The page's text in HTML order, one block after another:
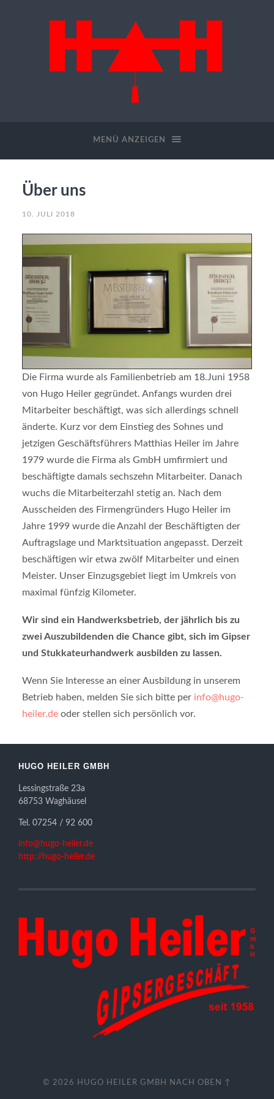
MENÜ ANZEIGEN
Über uns
10. JULI 2018
Die Firma wurde als Familienbetrieb am 18.Juni 1958
von Hugo Heiler gegründet. Anfangs wurden drei
Mitarbeiter beschäftigt, was sich allerdings schnell
änderte. Kurz vor dem Einstieg des Sohnes und
jetzigen Geschäftsführers Matthias Heiler im Jahre
1979 wurde die Firma als GmbH umfirmiert und
beschäftigte damals sechszehn Mitarbeiter. Danach
wuchs die Mitarbeiterzahl stetig an. Nach dem
Ausscheiden des Firmengründers Hugo Heiler im
Jahre 1999 wurde die Anzahl der Beschäftigten der
Auftragslage und Marktsituation angepasst. Derzeit
beschäftigen wir etwa zwölf Mitarbeiter und einen
Meister. Unser Einzugsgebiet liegt im Umkreis von
maximal fünfzig Kilometer.
Wir sind ein Handwerksbetrieb, der jährlich bis zu
zwei Auszubildenden die Chance gibt, sich im Gipser
und Stukkateurhandwerk ausbilden zu lassen.
Wenn Sie Interesse an einer Ausbildung in unserem
Betrieb haben, melden Sie sich bitte per info@hugo-
heiler.deoder stellen sich persönlich vor.
HUGO HEILER GMBH
Lessingstraße 23a
68753 Waghäusel
Tel. 07254 / 92 600
info@hugo-heiler.de
http://hugo-heiler.de
© 2026 HUGO HEILER GMBH NACH OBEN ↑